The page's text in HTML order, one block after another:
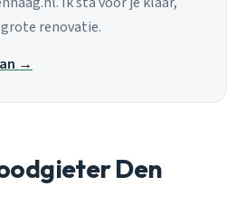
renovatie.
→
Den